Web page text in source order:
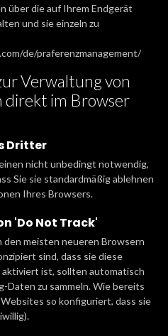
über die auf Ihrem Endgerät
und sie einzeln zu
de/praferenzmanagement/
Verwaltung von
direkt im Browser
Dritter
nicht unbedingt notwendig,
Sie sie standardmäßig ablehnen
Ihres Browsers.
'Do Not Track'
meisten neueren Browsern
sind, dass sie diese
ist, sollten automatisch
Daten zu sammeln. Wie bereits
so konfiguriert, dass sie